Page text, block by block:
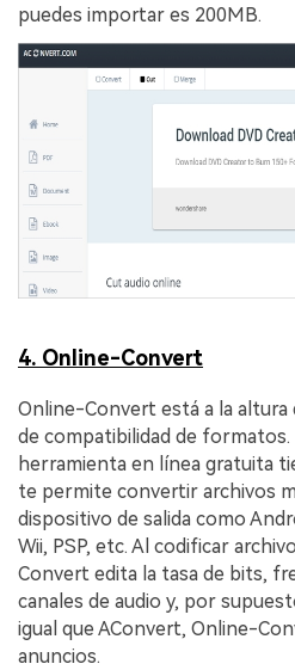
puedes importar es 200MB.
4. Online-Convert
Online-Convert está a la
de compatibilidad de
herramienta en línea gratuita
te permite convertir archivos
dispositivo de salida como
Wii, PSP, etc. Al codificar
Convert edita la tasa de bits,
canales de audio y, por
igual que AConvert, Online-
anuncios.